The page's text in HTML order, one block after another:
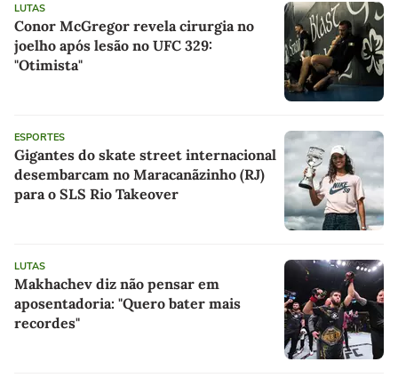
LUTAS
Conor McGregor revela cirurgia no
joelho após lesão no UFC 329:
"Otimista"
ESPORTES
Gigantes do skate street internacional
desembarcam no Maracanãzinho (RJ)
para o SLS Rio Takeover
LUTAS
Makhachev diz não pensar em
aposentadoria: "Quero bater mais
recordes"